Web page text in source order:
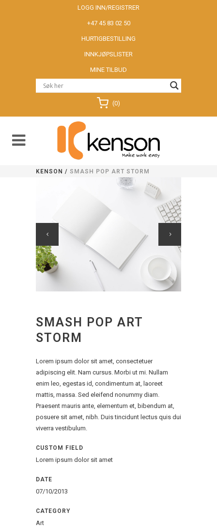
LOGG INN/REGISTRER
+47 45 83 02 50
HURTIGBESTILLING
INNKJØPSLISTER
MINE TILBUD
(0)
KENSON / SMASH POP ART STORM
SMASH POP ART
STORM
Lorem ipsum dolor sit amet, consectetuer
adipiscing elit. Nam cursus. Morbi ut mi. Nullam
enim leo, egestas id, condimentum at, laoreet
mattis, massa. Sed eleifend nonummy diam.
Praesent mauris ante, elementum et, bibendum at,
posuere sit amet, nibh. Duis tincidunt lectus quis dui
viverra vestibulum.
CUSTOM FIELD
Lorem ipsum dolor sit amet
DATE
07/10/2013
CATEGORY
Art